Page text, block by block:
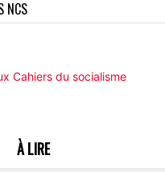
NCS
À LIRE